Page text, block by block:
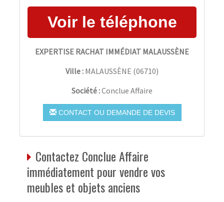
EXPERTISE RACHAT IMMÉDIAT MALAUSSÈNE
Ville : MALAUSSÈNE (06710)
Société :Conclue Affaire
CONTACT OU DEMANDE DE DEVIS
Contactez Conclue Affaire
immédiatement pour vendre vos
meubles et objets anciens